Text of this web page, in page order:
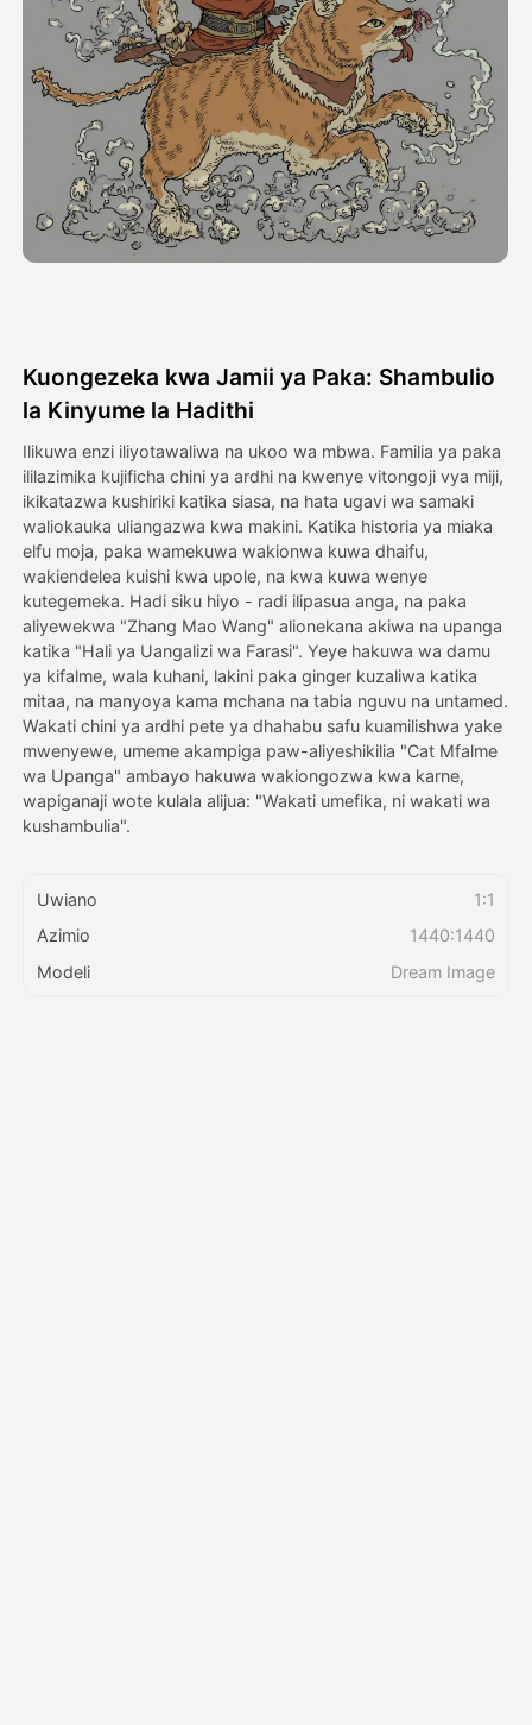
Video ya Avatar
Video ya AI ▼
Picha
Vifaa Vingine
Galerii
Blogi
Bei
API
Kuongezeka kwa Jamii ya Paka: Shambulio
la Kinyume la Hadithi
Ilikuwa enzi iliyotawaliwa na ukoo wa mbwa. Familia ya paka
ililazimika kujificha chini ya ardhi na kwenye vitongoji vya miji,
ikikatazwa kushiriki katika siasa, na hata ugavi wa samaki
waliokauka uliangazwa kwa makini. Katika historia ya miaka
elfu moja, paka wamekuwa wakionwa kuwa dhaifu,
wakiendelea kuishi kwa upole, na kwa kuwa wenye
kutegemeka. Hadi siku hiyo - radi ilipasua anga, na paka
aliyewekwa "Zhang Mao Wang" alionekana akiwa na upanga
katika "Hali ya Uangalizi wa Farasi". Yeye hakuwa wa damu
ya kifalme, wala kuhani, lakini paka ginger kuzaliwa katika
mitaa, na manyoya kama mchana na tabia nguvu na untamed.
Wakati chini ya ardhi pete ya dhahabu safu kuamilishwa yake
mwenyewe, umeme akampiga paw-aliyeshikilia "Cat Mfalme
wa Upanga" ambayo hakuwa wakiongozwa kwa karne,
wapiganaji wote kulala alijua: "Wakati umefika, ni wakati wa
kushambulia".
Uwiano
1:1
Azimio
1440:1440
Modeli
Dream Image